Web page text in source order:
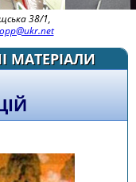
38/1,
МАТЕРІАЛИ